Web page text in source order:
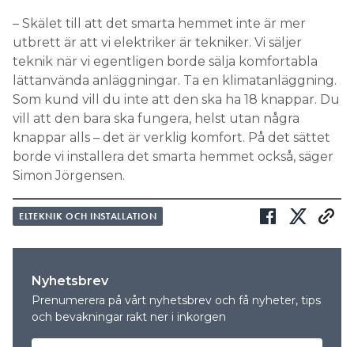
– Skälet till att det smarta hemmet inte är mer
utbrett är att vi elektriker är tekniker. Vi säljer
teknik när vi egentligen borde sälja komfortabla
lättanvända anläggningar. Ta en klimatanläggning.
Som kund vill du inte att den ska ha 18 knappar. Du
vill att den bara ska fungera, helst utan några
knappar alls – det är verklig komfort. På det sättet
borde vi installera det smarta hemmet också, säger
Simon Jörgensen.
ELTEKNIK OCH INSTALLATION
Nyhetsbrev
Prenumerera på vårt nyhetsbrev och få nyheter, tips
och bevakningar rakt ner i inkorgen